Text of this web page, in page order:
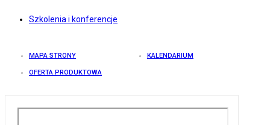
Szkolenia i konferencje
MAPA STRONY KALENDARIUM
OFERTA PRODUKTOWA